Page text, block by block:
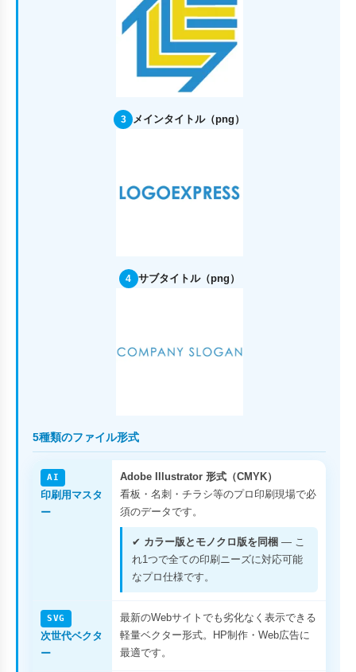
3 メインタイトル（png）
4 サブタイトル（png）
5種類のファイル形式
AI
印刷用マスタ
ー
Adobe Illustrator 形式（CMYK）
看板・名刺・チラシ等のプロ印刷現場で必
須のデータです。
✔ カラー版とモノクロ版を同梱 — こ
れ1つで全ての印刷ニーズに対応可能
なプロ仕様です。
SVG
次世代ベクタ
ー
最新のWebサイトでも劣化なく表示できる
軽量ベクター形式。HP制作・Web広告に
最適です。